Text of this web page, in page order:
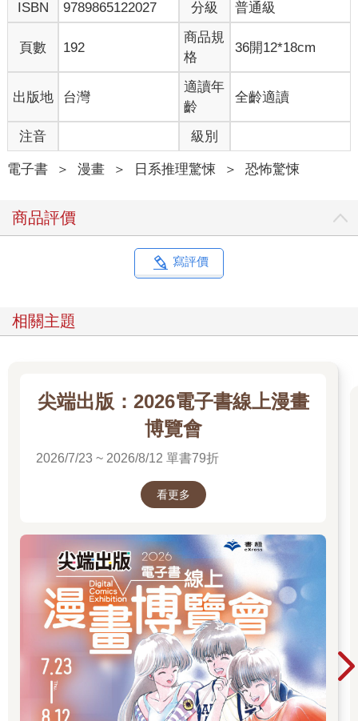
ISBN
9789865122027 分級 普通級
頁數 192
商品規
格
36開12*18cm
出版地 台灣
適讀年
齡
全齡適讀
注音 級別
電子書 ＞ 漫畫 ＞ 日系推理驚悚 ＞ 恐怖驚悚
商品評價
寫評價
相關主題
尖端出版：2026電子書線上漫畫
博覽會
2026/7/23 ~ 2026/8/12 單書79折
看更多